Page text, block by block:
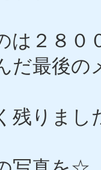
は２８０
だ最後の
残りまし